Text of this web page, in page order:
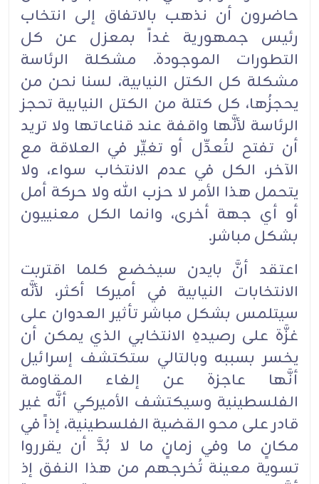
حاضرون أن نذهب بالاتفاق إلى انتخاب
رئيس جمهورية غداً بمعزل عن كل
التطورات الموجودة. مشكلة الرئاسة
مشكلة كل الكتل النيابية، لسنا نحن من
يحجزُها، كل كتلة من الكتل النيابية تحجز
الرئاسة لأنَّها واقفة عند قناعاتها ولا تريد
أن تفتح لتُعدِّل أو تغيِّر في العلاقة مع
الآخر، الكل في عدم الانتخاب سواء، ولا
يتحمل هذا الأمر لا حزب الله ولا حركة أمل
أو أي جهة أخرى، وانما الكل معنييون
بشكل مباشر.
اعتقد أنَّ بايدن سيخضع كلما اقتربت
الانتخابات النيابية في أميركا أكثر، لأنَّه
سيتلمس بشكل مباشر تأثير العدوان على
غزَّة على رصيدهِ الانتخابي الذي يمكن أن
يخسر بسببه وبالتالي ستكتشف إسرائيل
أنَّها عاجزة عن إلغاء المقاومة
الفلسطينية وسيكتشف الأميركي أنَّه غير
قادر على محو القضية الفلسطينية، إذاً في
مكانٍ ما وفي زمانٍ ما لا بُدَّ أن يقرروا
تسوية معينة تُخرجهم من هذا النفق إذ